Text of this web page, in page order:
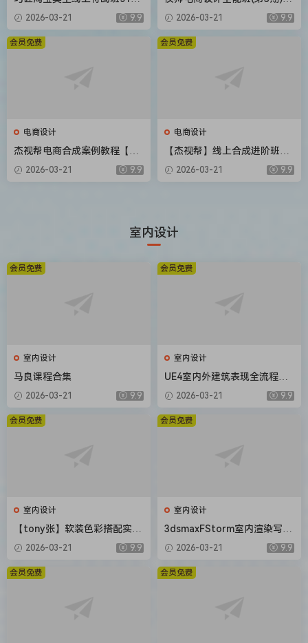
视频教程小丑主讲
2026-03-21 9.9
20年新课 送第2期+主图直通
车+电商详情页课程最全
2026-03-21 9.9
电商设计
杰视帮电商合成案例教程【画
质高清有素材】
2026-03-21 9.9
会员免费
电商设计
【杰视帮】线上合成进阶班第
50期【画质不错有素材】
2026-03-21 9.9
会员免费
室内设计
室内设计
马良课程合集
2026-03-21 9.9
会员免费
室内设计
UE4室内外建筑表现全流程教
学（画质高清有课件）
2026-03-21 9.9
会员免费
室内设计
【tony张】软装色彩搭配实用
系统课2020【画质还行】
2026-03-21 9.9
会员免费
室内设计
3dsmaxFStorm室内渲染写实
教程【画质还行有部分素材】
2026-03-21 9.9
会员免费
会员免费 会员免费